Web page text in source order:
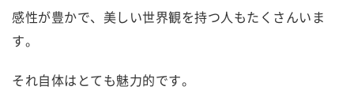
感性が豊かで、美しい世界観を持つ人もたくさんいま
す。
それ自体はとても魅力的です。